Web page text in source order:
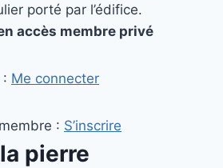
porté par l’édifice.
accès membre privé
Me connecter
: S’inscrire
pierre